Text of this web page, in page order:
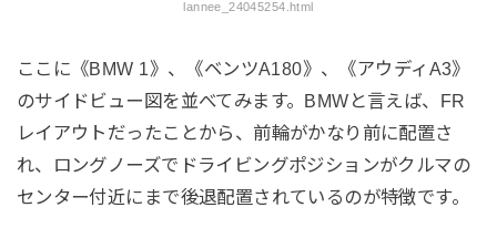
lannee_24045254.html
ここに《BMW 1》、《ベンツA180》、《アウディA3》
のサイドビュー図を並べてみます。BMWと言えば、FR
レイアウトだったことから、前輪がかなり前に配置さ
れ、ロングノーズでドライビングポジションがクルマの
センター付近にまで後退配置されているのが特徴です。